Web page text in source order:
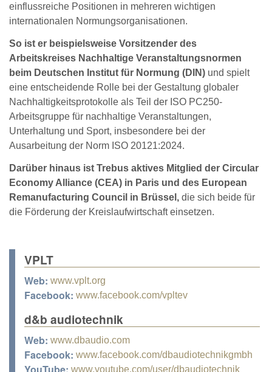
einflussreiche Positionen in mehreren wichtigen
internationalen Normungsorganisationen.
So ist er beispielsweise Vorsitzender des
Arbeitskreises Nachhaltige Veranstaltungsnormen
beim Deutschen Institut für Normung (DIN) und spielt
eine entscheidende Rolle bei der Gestaltung globaler
Nachhaltigkeitsprotokolle als Teil der ISO PC250-
Arbeitsgruppe für nachhaltige Veranstaltungen,
Unterhaltung und Sport, insbesondere bei der
Ausarbeitung der Norm ISO 20121:2024.
Darüber hinaus ist Trebus aktives Mitglied der Circular
Economy Alliance (CEA) in Paris und des European
Remanufacturing Council in Brüssel, die sich beide für
die Förderung der Kreislaufwirtschaft einsetzen.
VPLT
Web: www.vplt.org
Facebook: www.facebook.com/vpltev
d&b audiotechnik
Web: www.dbaudio.com
Facebook: www.facebook.com/dbaudiotechnikgmbh
www.youtube.com/user/dbaudiotechnik